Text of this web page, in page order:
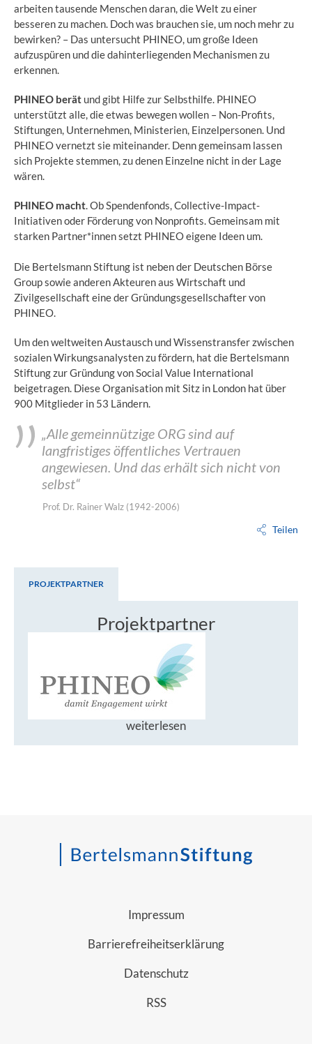
arbeiten tausende Menschen daran, die Welt zu einer
besseren zu machen. Doch was brauchen sie, um noch mehr zu
bewirken? – Das untersucht PHINEO, um große Ideen
aufzuspüren und die dahinterliegenden Mechanismen zu
erkennen.
PHINEO berät und gibt Hilfe zur Selbsthilfe. PHINEO
unterstützt alle, die etwas bewegen wollen – Non-Profits,
Stiftungen, Unternehmen, Ministerien, Einzelpersonen. Und
PHINEO vernetzt sie miteinander. Denn gemeinsam lassen
sich Projekte stemmen, zu denen Einzelne nicht in der Lage
wären.
PHINEO macht. Ob Spendenfonds, Collective-Impact-
Initiativen oder Förderung von Nonprofits. Gemeinsam mit
starken Partner*innen setzt PHINEO eigene Ideen um.
Die Bertelsmann Stiftung ist neben der Deutschen Börse
Group sowie anderen Akteuren aus Wirtschaft und
Zivilgesellschaft eine der Gründungsgesellschafter von
PHINEO.
Um den weltweiten Austausch und Wissenstransfer zwischen
sozialen Wirkungsanalysten zu fördern, hat die Bertelsmann
Stiftung zur Gründung von Social Value International
beigetragen. Diese Organisation mit Sitz in London hat über
900 Mitglieder in 53 Ländern.
„Alle gemeinnützige ORG sind auf
langfristiges öffentliches Vertrauen
angewiesen. Und das erhält sich nicht von
selbst“
Prof. Dr. Rainer Walz (1942-2006)
Teilen
PROJEKTPARTNER
ProjektpartnerProjektpartner
weiterlesen
Impressum
Barrierefreiheitserklärung
Datenschutz
RSS